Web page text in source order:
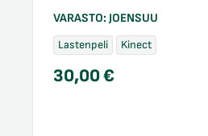
VARASTO: JOENSUU
Lastenpeli Kinect
30,00€